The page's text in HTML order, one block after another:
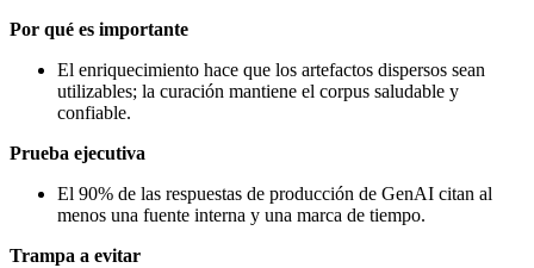
Por qué es importante
El enriquecimiento hace que los artefactos dispersos sean
utilizables; la curación mantiene el corpus saludable y
confiable.
Prueba ejecutiva
El 90% de las respuestas de producción de GenAI citan al
menos una fuente interna y una marca de tiempo.
Trampa a evitar